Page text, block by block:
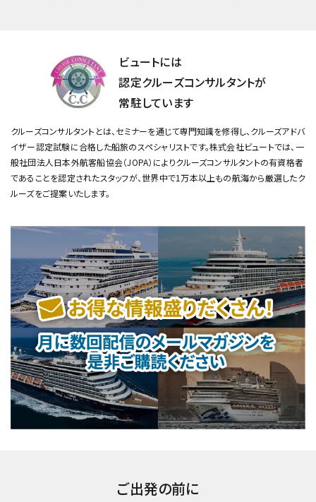
ビュートには
認定クルーズコンサルタントが
常駐しています
クルーズコンサルタントとは、セミナーを通じて専門知識を修得し、クルーズアドバ
イザー認定試験に合格した船旅のスペシャリストです。株式会社ビュートでは、一
般社団法人日本外航客船協会（JOPA）によりクルーズコンサルタントの有資格者
であることを認定されたスタッフが、世界中で1万本以上もの航海から厳選したク
ルーズをご提案いたします。
ご出発の前に